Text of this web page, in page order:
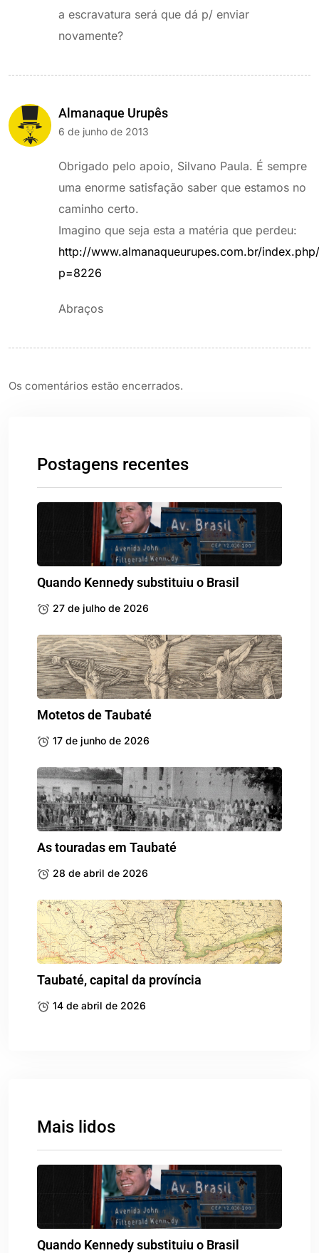
a escravatura será que dá p/ enviar
novamente?
Almanaque Urupês
6 de junho de 2013
Obrigado pelo apoio, Silvano Paula. É sempre
uma enorme satisfação saber que estamos no
caminho certo.
Imagino que seja esta a matéria que perdeu:
http://www.almanaqueurupes.com.br/
p=8226
Abraços
Os comentários estão encerrados.
Postagens recentes
Quando Kennedy substituiu o Brasil
27 de julho de 2026
Motetos de Taubaté
17 de junho de 2026
As touradas em Taubaté
28 de abril de 2026
Taubaté, capital da província
14 de abril de 2026
Mais lidos
Quando Kennedy substituiu o Brasil